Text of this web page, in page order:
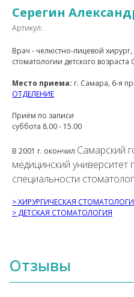
Серегин
Артикул:
Врач - челюстно-лицевой
стоматологии детского
Место приема: г. Самара, 6-я
ОТДЕЛЕНИЕ
Приём по записи
суббота 8.00 - 15.00
В 2001 г. окончил Самарский
медицинский университет
специальности
> ХИРУРГИЧЕСКАЯ
> ДЕТСКАЯ СТОМАТОЛОГИЯ
Отзывы